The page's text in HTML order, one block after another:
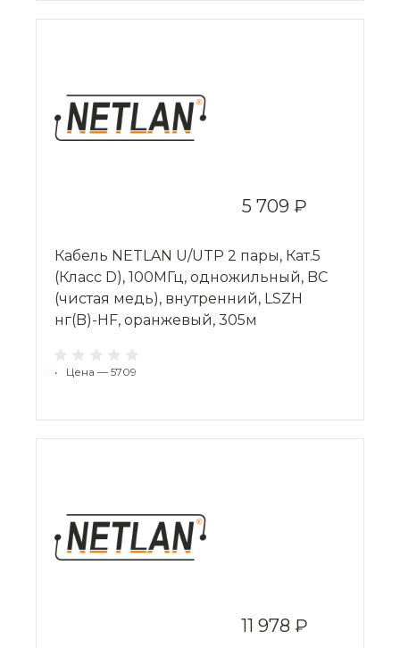
5 709 ₽
Кабель NETLAN U/UTP 2 пары, Кат.5
(Класс D), 100МГц, одножильный, BC
(чистая медь), внутренний, LSZH
нг(B)-HF, оранжевый, 305м
• Цена — 5709
11 978 ₽